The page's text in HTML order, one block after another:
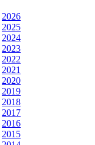
2026
2025
2024
2023
2022
2021
2020
2019
2018
2017
2016
2015